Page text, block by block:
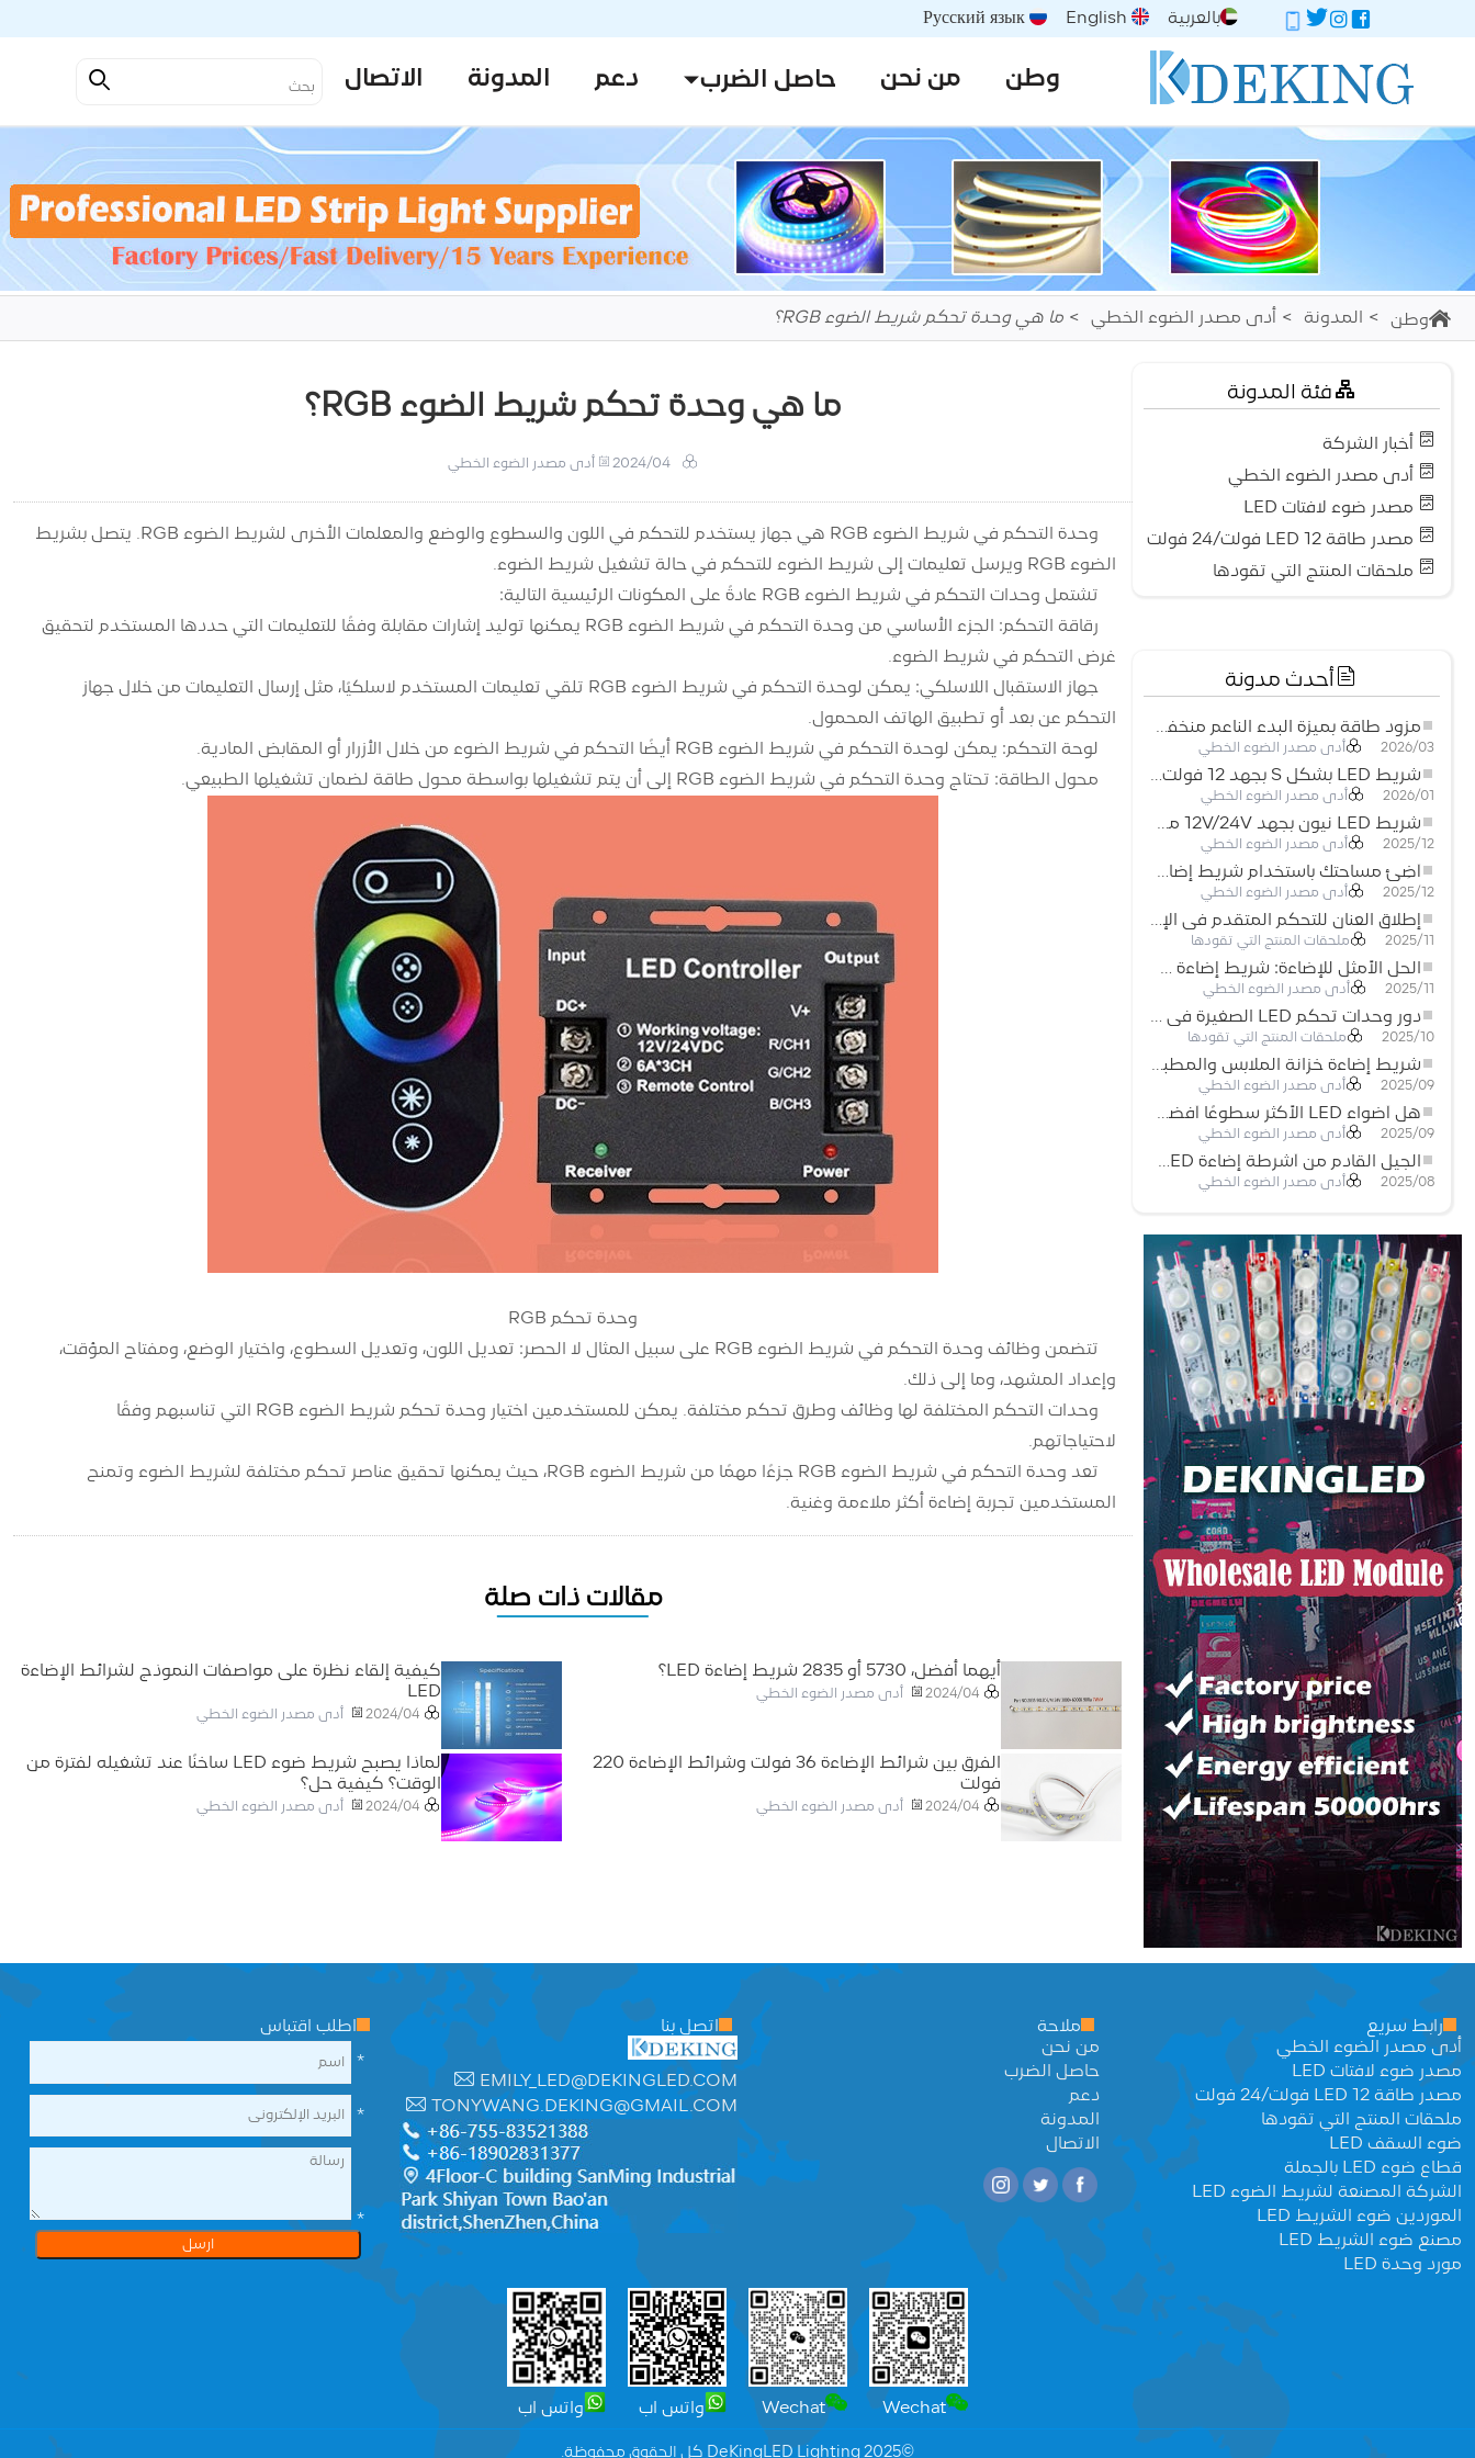
بالعربية English
Русский язык
وطن من نحن حاصل الضرب دعم المدونة الاتصال
وطن المدونة أدى مصدر الضوء الخطي ما هي وحدة تحكم شريط الضوء RGB؟
فئة المدونة
أخبار الشركة
أدى مصدر الضوء الخطي
مصدر ضوء لافتات LED
مصدر طاقة LED 12 فولت/24 فولت
ملحقات المنتج التي تقودها
أحدث مدونة
مزود طاقة بميزة البدء الناعم منخفض الجهد لأنظمة إضاءة LED
2026/03 أدى مصدر الضوء الخطي
شريط LED بشكل S بجهد 12 فولت: حل إضاءة مرن وفعال للتصميمات الحديثة
2026/01 أدى مصدر الضوء الخطي
شريط LED نيون بجهد 12V/24V مع إمكانية القص كل 3 مصابيح: حل إضاءة نيون عصري لكل المساحات
2025/12 أدى مصدر الضوء الخطي
أضِئ مساحتك باستخدام شريط إضاءة LED نيون مرن منخفض الجهد
2025/12 أدى مصدر الضوء الخطي
إطلاق العنان للتحكم المتقدم في الإضاءة: المزايا الرئيسية لجهاز التحكم RGBW 5–24 فولت
2025/11 ملحقات المنتج التي تقودها
الحل الأمثل للإضاءة: شريط إضاءة LED مرن عالي الكثافة COB FOB للإضاءة الحديثة
2025/11 أدى مصدر الضوء الخطي
دور وحدات تحكم LED الصغيرة في مشاريع إضاءة شريط LED
2025/10 ملحقات المنتج التي تقودها
شريط إضاءة خزانة الملابس والمطبخ: شريط COB LED اللمسي الذي يعيد تعريف الإضاءة المنزلية والتجارية
2025/09 أدى مصدر الضوء الخطي
هل أضواء LED الأكثر سطوعًا أفضل؟
2025/09 أدى مصدر الضوء الخطي
الجيل القادم من أشرطة إضاءة LED: قابلة للقطع بحرية لإمكانيات غير محدودة
2025/08 أدى مصدر الضوء الخطي
ما هي وحدة تحكم شريط الضوء RGB؟
2024/04 أدى مصدر الضوء الخطي
وحدة التحكم في شريط الضوء RGB هي جهاز يستخدم للتحكم في اللون والسطوع والوضع والمعلمات الأخرى لشريط الضوء RGB. يتصل بشريط
الضوء RGB ويرسل تعليمات إلى شريط الضوء للتحكم في حالة تشغيل شريط الضوء.
تشتمل وحدات التحكم في شريط الضوء RGB عادةً على المكونات الرئيسية التالية:
رقاقة التحكم: الجزء الأساسي من وحدة التحكم في شريط الضوء RGB يمكنها توليد إشارات مقابلة وفقًا للتعليمات التي حددها المستخدم لتحقيق
غرض التحكم في شريط الضوء.
جهاز الاستقبال اللاسلكي: يمكن لوحدة التحكم في شريط الضوء RGB تلقي تعليمات المستخدم لاسلكيًا، مثل إرسال التعليمات من خلال جهاز
التحكم عن بعد أو تطبيق الهاتف المحمول.
لوحة التحكم: يمكن لوحدة التحكم في شريط الضوء RGB أيضًا التحكم في شريط الضوء من خلال الأزرار أو المقابض المادية.
محول الطاقة: تحتاج وحدة التحكم في شريط الضوء RGB إلى أن يتم تشغيلها بواسطة محول طاقة لضمان تشغيلها الطبيعي.
وحدة تحكم RGB
تتضمن وظائف وحدة التحكم في شريط الضوء RGB على سبيل المثال لا الحصر: تعديل اللون، وتعديل السطوع، واختيار الوضع، ومفتاح المؤقت،
وإعداد المشهد، وما إلى ذلك.
وحدات التحكم المختلفة لها وظائف وطرق تحكم مختلفة. يمكن للمستخدمين اختيار وحدة تحكم شريط الضوء RGB التي تناسبهم وفقًا
لاحتياجاتهم.
تعد وحدة التحكم في شريط الضوء RGB جزءًا مهمًا من شريط الضوء RGB، حيث يمكنها تحقيق عناصر تحكم مختلفة لشريط الضوء وتمنح
المستخدمين تجربة إضاءة أكثر ملاءمة وغنية.
مقالات ذات صلة
أيهما أفضل، 5730 أو 2835 شريط إضاءة LED؟
2024/04 أدى مصدر الضوء الخطي
كيفية إلقاء نظرة على مواصفات النموذج لشرائط الإضاءة
LED
2024/04 أدى مصدر الضوء الخطي
الفرق بين شرائط الإضاءة 36 فولت وشرائط الإضاءة 220
فولت
2024/04 أدى مصدر الضوء الخطي
لماذا يصبح شريط ضوء LED ساخنًا عند تشغيله لفترة من
الوقت؟ كيفية حل؟
2024/04 أدى مصدر الضوء الخطي
رابط سريع
أدى مصدر الضوء الخطي
مصدر ضوء لافتات LED
مصدر طاقة LED 12 فولت/24 فولت
ملحقات المنتج التي تقودها
ضوء السقف LED
قطاع ضوء LED بالجملة
الشركة المصنعة لشريط الضوء LED
الموردين ضوء الشريط LED
مصنع ضوء الشريط LED
مورد وحدة LED
ملاحة
من نحن
حاصل الضرب
دعم
المدونة
الاتصال
اتصل بنا
EMILY_LED@DEKINGLED.COM
TONYWANG.DEKING@GMAIL.COM
اطلب اقتباس
*
*
*
ارسل
Wechat
Wechat واتس اب واتس اب
©2025 DeKingLED Lighting كل الحقوق محفوظة.